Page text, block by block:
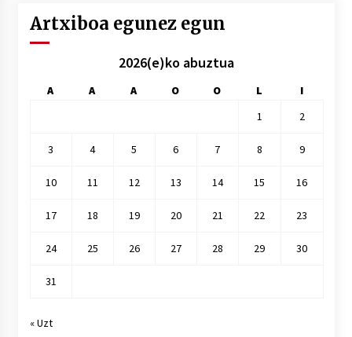
Artxiboa egunez egun
2026(e)ko abuztua
A A A O O L
I
1
2
3 4 5 6 7 8 9
10 11 12 13 14 15 16
17 18 19 20 21 22 23
24 25 26 27 28 29 30
31
« Uzt